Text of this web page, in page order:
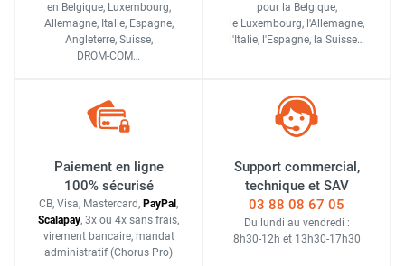
en Belgique, Luxembourg,
Allemagne, Italie, Espagne,
Angleterre, Suisse,
DROM-COM…
pour la Belgique,
le Luxembourg, l'Allemagne,
l'Italie, l'Espagne, la Suisse…
Paiement en ligne
100% sécurisé
CB, Visa, Mastercard, PayPal ,
Scalapay, 3x ou 4x sans frais,
virement bancaire, mandat
administratif (Chorus Pro)
Support commercial,
technique et SAV
03 88 08 67 05
Du lundi au vendredi :
8h30-12h et 13h30-17h30